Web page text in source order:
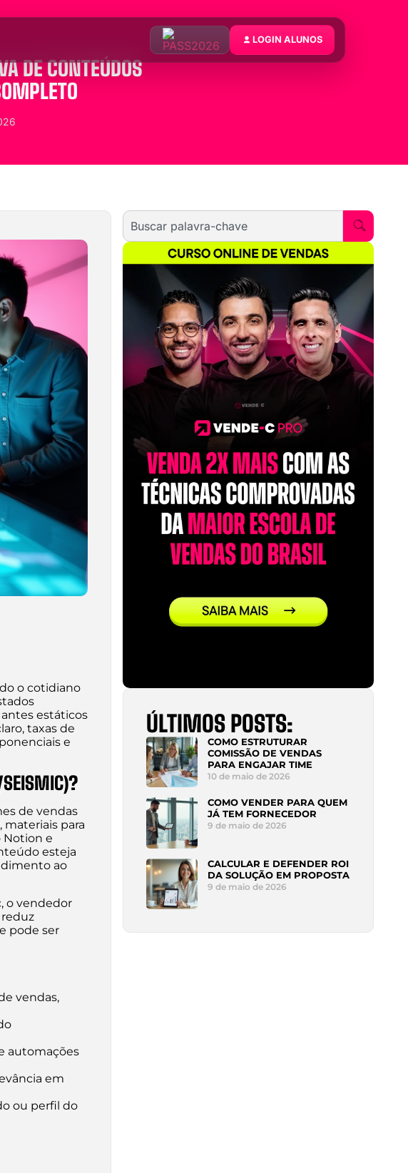
LOGIN ALUNOS
DE CONTEÚDOS
o cotidiano
estáticos
taxas de
e
SEISMIC)?
de vendas
para
Notion e
esteja
ao
o vendedor
pode ser
vendas,
automações
em
ou perfil do
ÚLTIMOS POSTS:
COMO ESTRUTURAR
COMISSÃO DE VENDAS
PARA ENGAJAR TIME
10 de maio de 2026
COMO VENDER PARA QUEM
JÁ TEM FORNECEDOR
9 de maio de 2026
CALCULAR E DEFENDER ROI
DA SOLUÇÃO EM PROPOSTA
9 de maio de 2026